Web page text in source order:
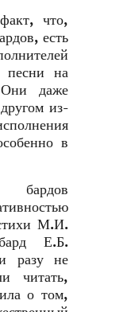
что,
есть
песни на
даже
из-
в
бардов
М.И.
Е.Б.
разу не
читать,
о том,